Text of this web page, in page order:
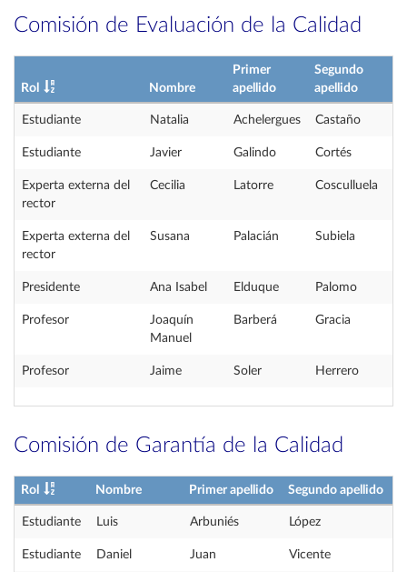
Comisión de Evaluación de la Calidad
Rol Nombre
Primer
apellido
Segundo
apellido
Estudiante Natalia Achelergues Castaño
Estudiante Javier Galindo Cortés
Experta externa del
rector
Cecilia Latorre Cosculluela
Experta externa del
rector
Susana Palacián Subiela
Presidente Ana Isabel Elduque Palomo
Profesor
Joaquín
Manuel
Barberá Gracia
Profesor Jaime Soler Herrero
Comisión de Garantía de la Calidad
Rol Nombre Primer apellido Segundo apellido
Estudiante Luis Arbuniés López
Estudiante Daniel Juan Vicente